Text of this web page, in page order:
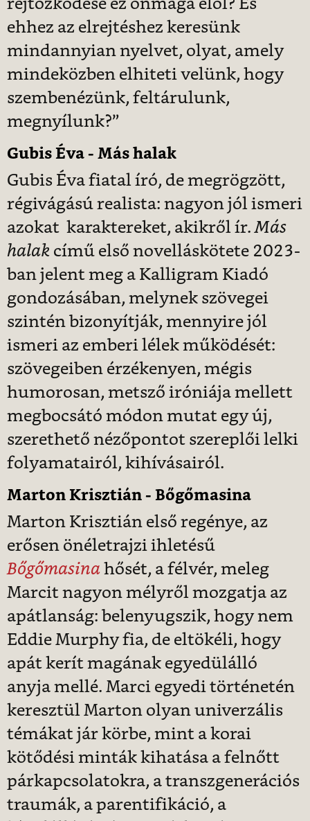
rejtőzködése ez önmaga elől? És
ehhez az elrejtéshez keresünk
mindannyian nyelvet, olyat, amely
mindeközben elhiteti velünk, hogy
szembenézünk, feltárulunk,
megnyílunk?”
Gubis Éva - Más halak
Gubis Éva fiatal író, de megrögzött,
régivágású realista: nagyon jól ismeri
azokat karaktereket, akikről ír.Más
halak című első novelláskötete 2023-
ban jelent meg a Kalligram Kiadó
gondozásában, melynek szövegei
szintén bizonyítják, mennyire jól
ismeri az emberi lélek működését:
szövegeiben érzékenyen, mégis
humorosan, metsző iróniája mellett
megbocsátó módon mutat egy új,
szerethető nézőpontot szereplői lelki
folyamatairól, kihívásairól.
Marton Krisztián - Bőgőmasina
Marton Krisztián első regénye, az
erősen önéletrajzi ihletésű
Bőgőmasina hősét, a félvér, meleg
Marcit nagyon mélyről mozgatja az
apátlanság: belenyugszik, hogy nem
Eddie Murphy fia, de eltökéli, hogy
apát kerít magának egyedülálló
anyja mellé. Marci egyedi történetén
keresztül Marton olyan univerzális
témákat jár körbe, mint a korai
kötődési minták kihatása a felnőtt
párkapcsolatokra, a transzgenerációs
traumák, a parentifikáció, a